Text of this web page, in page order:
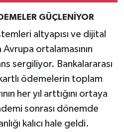
GÜÇLENİYOR
altyapısı ve dijital
Avrupa ortalamasının
sergiliyor. Bankalararası
ödemelerin toplam
her yıl arttığını ortaya
sonrası dönemde
kalıcı hale geldi.